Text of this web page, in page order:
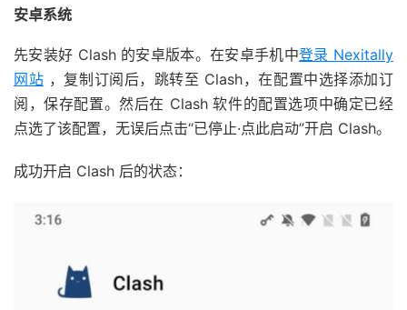
安卓系统
先安装好 Clash 的安卓版本。在安卓手机中登录 Nexitally
网站 ，复制订阅后，跳转至 Clash，在配置中选择添加订
阅，保存配置。然后在 Clash 软件的配置选项中确定已经
点选了该配置，无误后点击“已停止·点此启动”开启 Clash。
成功开启 Clash 后的状态：